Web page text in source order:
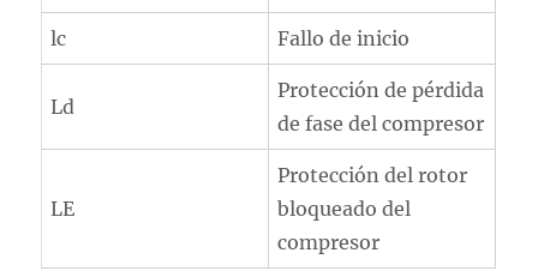
lc Fallo de inicio
Ld
Protección de pérdida
de fase del compresor
LE
Protección del rotor
bloqueado del
compresor